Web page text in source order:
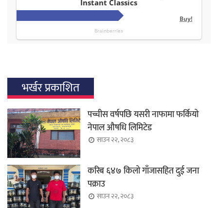
भर्खर प्रकाशित
पच्चीस वर्षपछि यसरी नाफामा फर्कियो
नेपाल औषधि लिमिटेड
साउन २२, २०८३
करिब ६४७ किलो गाँजासहित दुई जना
पक्राउ
साउन २२, २०८३